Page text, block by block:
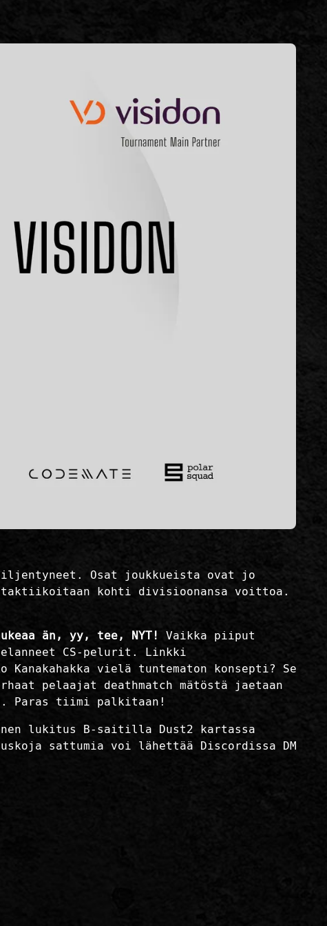
Osat joukkueista ovat jo
taktiikoitaan kohti divisioonansa voittoa.
än, yy, tee, NYT!
Vaikka piiput
CS-pelurit. Linkki
vielä tuntematon konsepti? Se
pelaajat deathmatch mätöstä jaetaan
Paras tiimi palkitaan!
lukitus B-saitilla Dust2 kartassa
sattumia voi lähettää Discordissa DM